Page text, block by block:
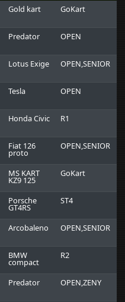
Gold kart GoKart
Predator OPEN
Lotus Exige OPEN,SENIOR
Tesla OPEN
Honda Civic R1
Fiat 126
proto
OPEN,SENIOR
MS KART
KZ9 125
GoKart
Porsche
GT4RS
ST4
Arcobaleno OPEN,SENIOR
BMW
compact
R2
Predator OPEN,ZENY